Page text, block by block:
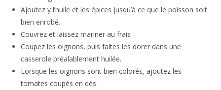
Ajoutez y l’huile et les épices jusqu’à ce que le poisson soit
bien enrobé.
Couvrez et laissez mariner au frais
Coupez les oignons, puis faites les dorer dans une
casserole préalablement huilée.
Lorsque les oignons sont bien colorés, ajoutez les
tomates coupés en dés.